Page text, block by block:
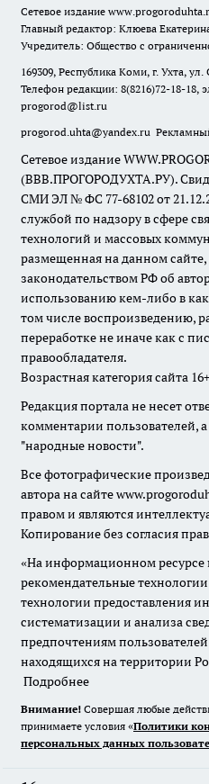
Сетевое издание
Главный редактор: Клюева
Учредитель: Общество с
169309, Республика Коми, г. Ухта,
Телефон редакции: 8(8216)72-18-18,
progorod@list.ru
progorod.uhta@yandex.ru
Сетевое издание
(ВВВ.ПРОГОРОДУХТА.РУ).
СМИ ЭЛ № ФС 77-68102 от
службой по надзору в сфере
технологий и массовых
размещенная на данном сайте,
законодательством РФ об
использованию кем-либо в
том числе воспроизведению,
переработке не иначе как с
правообладателя.
Возрастная категория сайта
Редакция портала не несет
комментарии пользователей,
"народные новости".
Все фотографические
автора на сайте
правом и являются
Копирование без согласия
«На информационном
рекомендательные
технологии предоставления
систематизации и анализа
предпочтениям
находящихся на территории
Подробнее
Внимание! Совершая любые
принимаете условия «Политики
персональных данных